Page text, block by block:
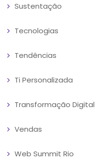
Sustentação
Tecnologias
Tendências
Ti Personalizada
Transformação Digital
Vendas
Web Summit Rio